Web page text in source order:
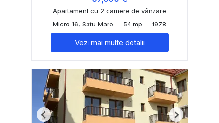
Apartament cu 2 camere de vânzare
Micro 16, Satu Mare
54 mp 1978
Vezi mai multe detalii
Previous Next